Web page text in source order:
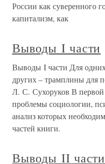
России как суверенного
капитализм, как
Выводы I части
Выводы I части Для
других – трамплины для
Л. С. Сухоруков В первой
проблемы социологии,
анализ которых
частей книги.
Выводы II части